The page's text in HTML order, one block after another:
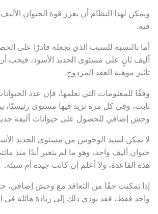
ويمكن لهذا النظام أن يعزز قوة الحيوان
فيه.
أما بالنسبة للسبب الذي يجعله قادرًا على
أليف ثانٍ على مستوى الحديد الأسود، فيجب
تأثير موهبة العقد المزدوج.
وفقًا للمعلومات التي تعلمها، فإن عدد
ثابت، وفي كل مرة تزيد فيها مستوى رئيسيًا،
وحش إضافي للحصول على حيوانات أليفة
لا يمكن لسيد الوحوش من مستوى الحديد
حيوان أليف واحد، وهو ما لم يتغير أبدًا منذ
هذه القاعدة، ولا أعلم إن كانت جيدة أم سيئة.
إذا تمكنت حقًا من التعاقد مع وحش إضافي،
واحد فقط، فقد يؤدي ذلك إلى زيادة هائلة في